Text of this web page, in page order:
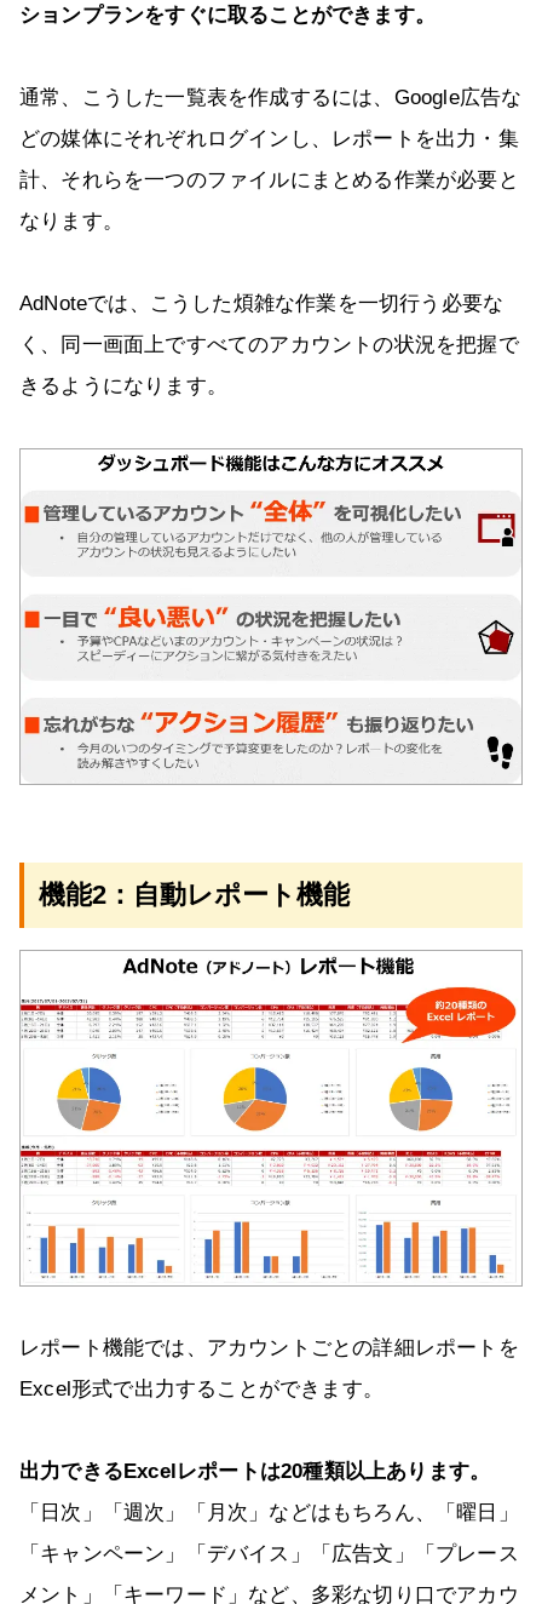
ションプランをすぐに取ることができます。
通常、こうした一覧表を作成するには、Google広告な
どの媒体にそれぞれログインし、レポートを出力・集
計、それらを一つのファイルにまとめる作業が必要と
なります。
AdNoteでは、こうした煩雑な作業を一切行う必要な
く、同一画面上ですべてのアカウントの状況を把握で
きるようになります。
機能2：自動レポート機能
レポート機能では、アカウントごとの詳細レポートを
Excel形式で出力することができます。
出力できるExcelレポートは20種類以上あります。
「日次」「週次」「月次」などはもちろん、「曜日」
「キャンペーン」「デバイス」「広告文」「プレース
メント」「キーワード」など、多彩な切り口でアカウ